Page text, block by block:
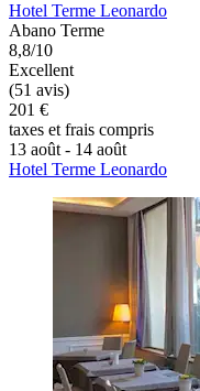
Hotel Terme Leonardo
Abano Terme
8,8/10
Excellent
(51 avis)
201 €
taxes et frais compris
13 août - 14 août
Hotel Terme Leonardo